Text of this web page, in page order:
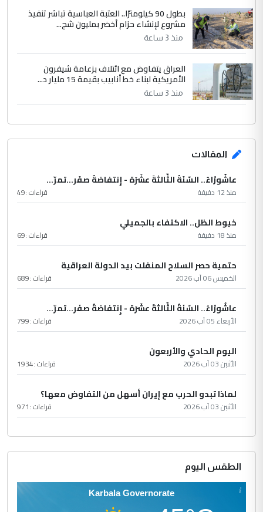
بطول 90 كيلومترًا.. العتبة العباسية تباشر تنفيذ
مشروع لإنشاء حزام أخضر بمليون شج...
منذ 3 ساعة
العراق يتفاوض مع ائتلاف بزعامة شيفرون
الأمريكية لبناء خط أنابيب بقيمة 15 مليار د...
منذ 3 ساعة
المقالات
عاشُورْاءُ.. السّنَةُ الثّالثةَ عشَرَة - إِنتفاضةُ صفَر…تمرّ...
منذ 12 دقيقة قراءات :49
خيوط الظل.. الاكتفاء بالجميلي
منذ 18 دقيقة قراءات :69
حتمية حصر السلاح المنفلت بيد الدولة العراقية
الخميس 06 آب 2026 قراءات :689
عاشُورْاءُ.. السّنَةُ الثّالثةَ عشَرَة - إِنتفاضةُ صفَر…تمرّ...
الأربعاء 05 آب 2026 قراءات :799
اليوم الحادي والأربعون
الأثنين 03 آب 2026 قراءات :1934
لماذا تبدو الحرب مع إيران أسهل من التفاوض معها؟
الأثنين 03 آب 2026 قراءات :971
الطقس اليوم
Karbala Governorate